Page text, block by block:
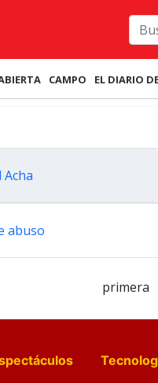
CAMPO EL DIARIO
abuso
primera